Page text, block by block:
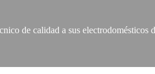
de calidad a sus electrodomésticos